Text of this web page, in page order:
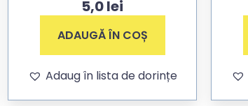
5,0lei
ADAUGĂ ÎN COȘ
Adaug în lista de dorințe